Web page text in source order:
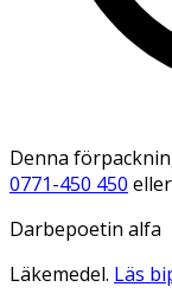
Denna
0771-450 450
Darbepoetin alfa
Läkemedel. Läs